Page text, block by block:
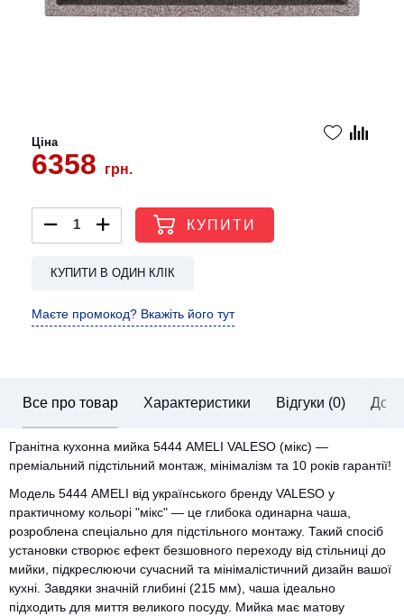
Ціна
6358 грн.
КУПИТИ
КУПИТИ В ОДИН КЛІК
Маєте промокод? Вкажіть його тут
Все про товар Характеристики Відгуки (0)
Гранітна кухонна мийка 5444 AMELI VALESO (мікс) —
преміальний підстільний монтаж, мінімалізм та 10 років гарантії!
Модель 5444 AMELI від українського бренду VALESO у
практичному кольорі "мікс" — це глибока одинарна чаша,
розроблена спеціально для підстільного монтажу. Такий спосіб
установки створює ефект безшовного переходу від стільниці до
мийки, підкреслюючи сучасний та мінімалістичний дизайн вашої
кухні. Завдяки значній глибині (215 мм), чаша ідеально
підходить для миття великого посуду. Мийка має матову